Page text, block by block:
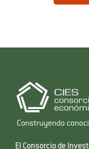
El Consorcio de